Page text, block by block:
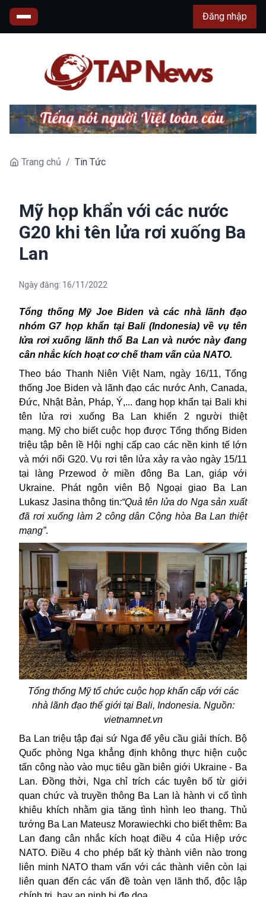
Đăng nhập
Trang chủ / Tin Tức
Mỹ họp khẩn với các nước
G20 khi tên lửa rơi xuống Ba
Lan
Ngày đăng: 16/11/2022
Tổng thống Mỹ Joe Biden và các nhà lãnh đạo
nhóm G7 họp khẩn tại Bali (Indonesia) về vụ tên
lửa rơi xuống lãnh thổ Ba Lan và nước này đang
cân nhắc kích hoạt cơ chế tham vấn của NATO.
Theo báo Thanh Niên Việt Nam, ngày 16/11, Tổng
thống Joe Biden và lãnh đạo các nước Anh, Canada,
Đức, Nhật Bản, Pháp, Ý,... đang họp khẩn tại Bali khi
tên lửa rơi xuống Ba Lan khiến 2 người thiệt
mạng. Mỹ cho biết cuộc họp được Tổng thống Biden
triệu tập bên lề Hội nghị cấp cao các nền kinh tế lớn
và mới nổi G20. Vụ rơi tên lửa xảy ra vào ngày 15/11
tại làng Przewod ở miền đông Ba Lan, giáp với
Ukraine. Phát ngôn viên Bộ Ngoại giao Ba Lan
Lukasz Jasina thông tin:“Quả tên lửa do Nga sản xuất
đã rơi xuống làm 2 công dân Cộng hòa Ba Lan thiệt
mạng”.
Tổng thống Mỹtổ chức cuộc họp khẩn cấp với các
nhà lãnh đạo thế giới tại Bali, Indonesia. Nguồn:
vietnamnet.vn
Ba Lan triệu tập đại sứ Nga để yêu cầu giải thích. Bộ
Quốc phòng Nga khẳng định không thực hiện cuộc
tấn công nào vào mục tiêu gần biên giới Ukraine - Ba
Lan. Đồng thời, Nga chỉ trích các tuyên bố từ giới
quan chức và truyền thông Ba Lan là hành vi cố tình
khiêu khích nhằm gia tăng tình hình leo thang. Thủ
tướng Ba Lan Mateusz Morawiechki cho biết thêm: Ba
Lan đang cân nhắc kích hoạt điều 4 của Hiệp ước
NATO. Điều 4 cho phép bất kỳ thành viên nào trong
liên minh NATO tham vấn với các thành viên còn lại
liên quan đến các vấn đề toàn vẹn lãnh thổ, độc lập